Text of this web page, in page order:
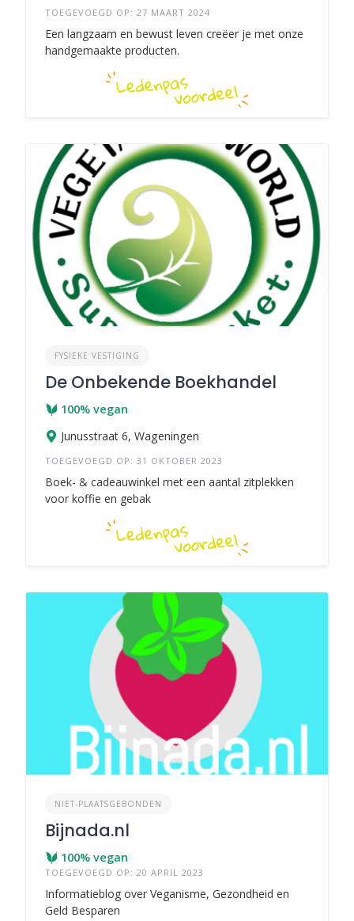
TOEGEVOEGD OP: 27 MAART 2024
Een langzaam en bewust leven creëer je met onze
handgemaakte producten.
FYSIEKE VESTIGING
De Onbekende Boekhandel
100% vegan
Junusstraat 6, Wageningen
TOEGEVOEGD OP: 31 OKTOBER 2023
Boek- & cadeauwinkel met een aantal zitplekken
voor koffie en gebak
NIET-PLAATSGEBONDEN
Bijnada.nl
100% vegan
TOEGEVOEGD OP: 20 APRIL 2023
Informatieblog over Veganisme, Gezondheid en
Geld Besparen